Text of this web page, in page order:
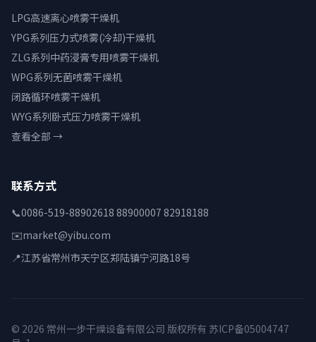
LPG高速离心喷雾干燥机
YPG系列压力式喷雾(冷却)干燥机
ZLG系列中药浸膏专用喷雾干燥机
WPG系列无菌喷雾干燥机
闭路循环喷雾干燥机
WYG系列卧式压力喷雾干燥机
查看全部 →
联系方式
📞0086-519-88902618 88900007 82918188
✉️market@yibu.com
📍江苏省常州市天宁区郑陆镇宁河路18号
© 2026 常州一步干燥设备有限公司 版权所有 苏ICP备05004747